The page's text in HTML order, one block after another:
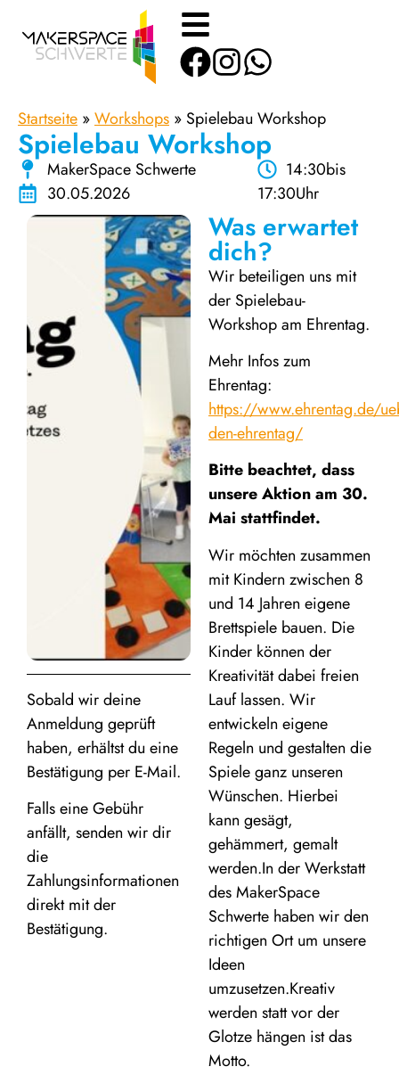
Startseite »Workshops » Spielebau Workshop
Spielebau Workshop
MakerSpace Schwerte
30.05.2026
14:30bis
17:30Uhr
Sobald wir deine
Anmeldung geprüft
haben, erhältst du eine
Bestätigung per E-Mail.
Falls eine Gebühr
anfällt, senden wir dir
die
Zahlungsinformationen
direkt mit der
Bestätigung.
Was erwartet
dich?
Wir beteiligen uns mit
der Spielebau-
Workshop am Ehrentag.
Mehr Infos zum
Ehrentag:
https://www.ehrentag.de/
den-ehrentag/
Bitte beachtet, dass
unsere Aktion am 30.
Mai stattfindet.
Wir möchten zusammen
mit Kindern zwischen 8
und 14 Jahren eigene
Brettspiele bauen. Die
Kinder können der
Kreativität dabei freien
Lauf lassen. Wir
entwickeln eigene
Regeln und gestalten die
Spiele ganz unseren
Wünschen. Hierbei
kann gesägt,
gehämmert, gemalt
werden.In der Werkstatt
des MakerSpace
Schwerte haben wir den
richtigen Ort um unsere
Ideen
umzusetzen.Kreativ
werden statt vor der
Glotze hängen ist das
Motto.